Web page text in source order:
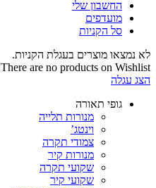
החשבון שלי‬
‫מועדפים‬‬
סל הקניות
לא נמצאו מוצרים בעגלת הקניות.
There are no products on Wishlist!
הצג עגלה
גופי תאורה
מנורות תלייה
וינטג’
צמודי תקרה
מנורות קיר
שקועי תקרה
שקועי קיר